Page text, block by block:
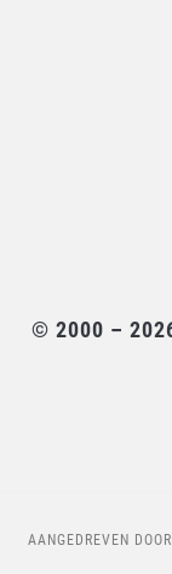
© 2000 – 2026
AANGEDREVEN DOOR